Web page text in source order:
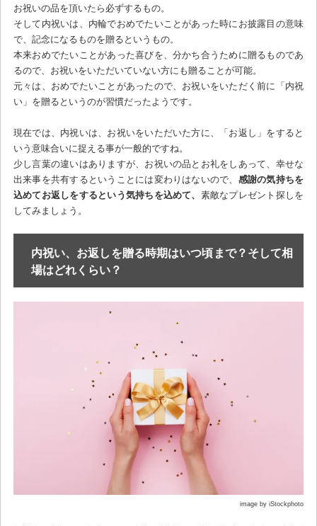
お祝いの品を頂いたら必ずするもの。
そして内祝いは、内輪でおめでたいことがあった時にお披露目の意味
で、記念になるものを贈るというもの。
本来おめでたいことがあった喜びを、分かち合うために贈るものであ
るので、お祝いをいただいていない方にも贈ることが可能。
元々は、おめでたいことがあったので、お祝いをいただく前に「内祝
い」を贈るというのが習慣だったようです。
現在では、内祝いは、お祝いをいただいた方に、「お返し」をすると
いう意味合いに捉える事が一般的ですね。
少し言葉の違いはありますが、お祝いの品とお礼をしあって、幸せな
出来事を共有するということには変わりはないので、 感謝の気持ちを
込めてお返しをするという気持ちを込めて、 素敵なプレゼント探しを
してみましょう。
内祝い、お返しを贈る時期はいつ頃まで？そして相
場はどれくらい？
image by iStockphoto